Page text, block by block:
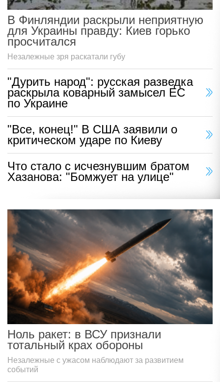
В Финляндии раскрыли неприятную
для Украины правду: Киев горько
просчитался
Незалежные зря раскатали губу
"Дурить народ": русская разведка
раскрыла коварный замысел ЕС
по Украине
"Все, конец!" В США заявили о
критическом ударе по Киеву
Что стало с исчезнувшим братом
Хазанова: "Бомжует на улице"
Ноль ракет: в ВСУ признали
тотальный крах обороны
Незалежные с ужасом наблюдают за развитием
событий